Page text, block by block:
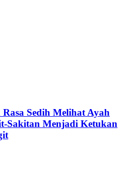
Sedih Melihat Ayah
Sakitan Menjadi Ketukan